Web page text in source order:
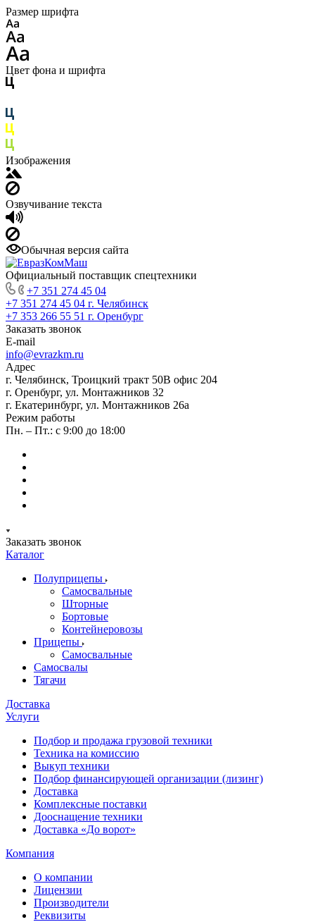
Размер шрифта
Цвет фона и шрифта
Изображения
Озвучивание текста
Обычная версия сайта
Официальный поставщик спецтехники
+7 351 274 45 04
+7 351 274 45 04 г. Челябинск
+7 353 266 55 51 г. Оренбург
Заказать звонок
E-mail
info@evrazkm.ru
Адрес
г. Челябинск, Троицкий тракт 50В офис 204
г. Оренбург, ул. Монтажников 32
г. Екатеринбург, ул. Монтажников 26а
Режим работы
Пн. – Пт.: с 9:00 до 18:00
Заказать звонок
Каталог
Полуприцепы
Самосвальные
Шторные
Бортовые
Контейнеровозы
Прицепы
Самосвальные
Самосвалы
Тягачи
Доставка
Услуги
Подбор и продажа грузовой техники
Техника на комиссию
Выкуп техники
Подбор финансирующей организации (лизинг)
Доставка
Комплексные поставки
Дооснащение техники
Доставка «До ворот»
Компания
О компании
Лицензии
Производители
Реквизиты